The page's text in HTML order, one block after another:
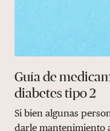
Guía de
diabetes tipo 2
Si bien algunas
darle mantenimiento